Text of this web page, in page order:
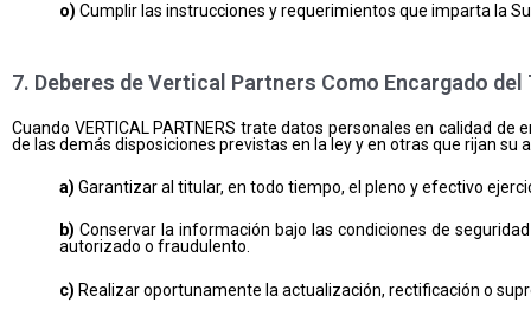
o) Cumplir las instrucciones y requerimientos que imparta la
7. Deberes de Vertical Partners Como Encargado
Cuando VERTICAL PARTNERS trate datos personales en calidad
de las demás disposiciones previstas en la ley y en otras que rijan su
a) Garantizar al titular, en todo tiempo, el pleno y efectivo
b) Conservar la información bajo las condiciones de
autorizado o fraudulento.
c) Realizar oportunamente la actualización, rectificación o